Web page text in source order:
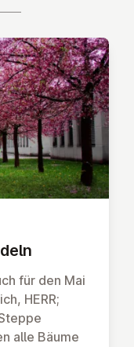
für den Mai
HERR;
alle Bäume